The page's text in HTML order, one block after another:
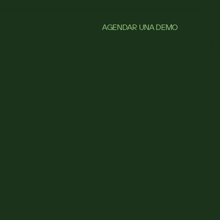
AGENDAR UNA DEMO